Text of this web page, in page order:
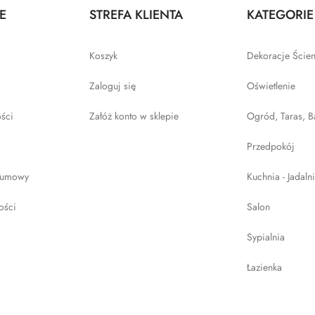
STREFA KLIENTA
Koszyk
Zaloguj się
Załóż konto w sklepie
KATEGORIE
Dekoracje
Oświetlenie
Ogród, Taras,
Przedpokój
Kuchnia -
Salon
Sypialnia
Łazienka